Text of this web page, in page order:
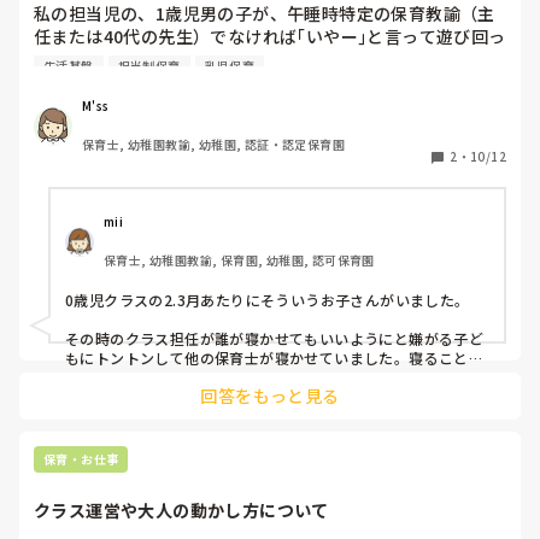
私の担当児の、1歳児男の子が、午睡時特定の保育教諭（主
任または40代の先生）でなければ｢いやー｣と言って遊び回っ
たり、泣いたりします。
いようで、家でも寝ること自体が嫌いだそうで、お母さんが
寝ようと声をかけても嫌がるそうです。
けれど、私は特定の保育教諭が付くことで安心して眠れるの
諭に見守られ安心して眠る』などと書いていました。
しかし、主任の考えは違うようで、｢私がいないと寝れんの
じゃ困る。誰が付いても寝れるように考えていかんとね。｣
と毎月毎月言われます…。
確かに主任がいないと寝ないというのは、困る部分もあるか
もしれませんが、主任が休みの日は休みの日で次に寝る40代
の先生や、本児にとって（怖くて笑）反抗できない看護師が
寝かしつけてくれ、時間はかかりますが必ず眠ります。たま
たことのある対応策、
月案の書き方、
嫌がられてます😅）のできること
生活基盤 担当制保育 乳児保育
M'ss
保育士, 幼稚園教諭, 幼稚園, 認証・認定保育園
2 ・ 10/12
mii
保育士, 幼稚園教諭, 保育園, 幼稚園, 認可保育園
0歳児クラスの2.3月あたりにそういうお子さんがいました。
その時のクラス担任が誰が寝かせてもいいようにと嫌がる子ど
もにトントンして他の保育士が寝かせていました。寝ることに
保育士が休みの時は午前の遊び中からずっと一人の保育士と関
中で1番信頼できる人がトントンしてくれればいいのでは？？
と言うことになり、特定の保育士がいる日は特定の保育士、い
回答をもっと見る
保育・お仕事
クラス運営や大人の動かし方について